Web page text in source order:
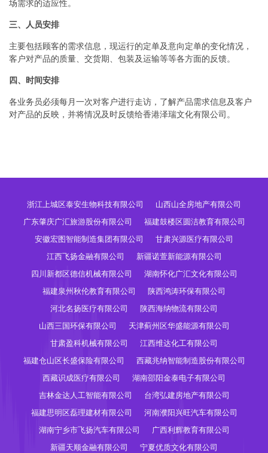
场需求的适应性。
三、人员安排
主要包括顾客的需求信息，现运行的定单及意向定单的变化情况，
客户对产品的质量、交货期、包装及运输等等各方面的反馈。
四、时间安排
各业务员必须每月一次对客户进行走访，了解产品需求信息及客户
对产品的反映，并将情况及时反馈给香港泽瑞文化有限公司。
浙江上城区泰安生物科技有限公司
山西山全房地产有限公司
广东肇庆广汇旅游股份有限公司
福建鼓楼区圆洁教育有限公司
安徽宏图智能制造集团有限公司
甘肃兴源医疗有限公司
江西飞扬金融有限公司
新疆诺萱新能源有限公司
四川新都区德信机械有限公司
湖南怀化广汇文化有限公司
福建泉州秋伦教育有限公司
陕西鸿涛环保有限公司
河北名扬医疗有限公司
陕西海纳物流有限公司
山西三国环保有限公司
天津蓟州区华盛能源有限公司
甘肃盈科机械有限公司
江西维达化工有限公司
福建仓山区长盛保险有限公司
西藏兆纳智能制造股份有限公司
西藏识成医疗有限公司
湖南邵阳金泰电子有限公司
吉林金达人工智能有限公司
台湾弘建房地产有限公司
福建思明区磊理建材有限公司
河南濮阳兴旺汽车有限公司
湖南宁乡市飞扬汽车有限公司
广西利辉教育有限公司
新疆天顺金融有限公司
宁夏优质文化有限公司